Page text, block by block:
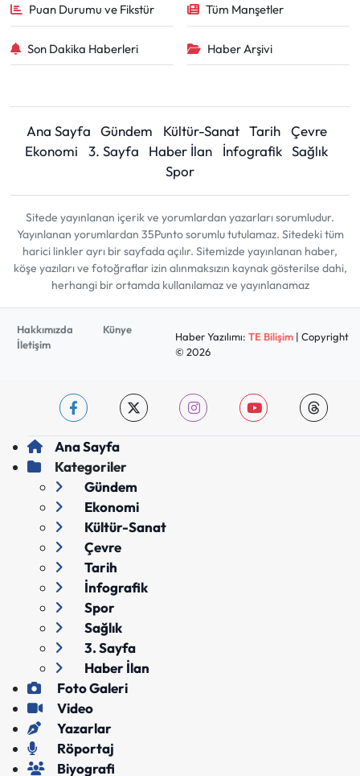
Puan Durumu ve Fikstür Tüm Manşetler
Son Dakika Haberleri Haber Arşivi
Ana Sayfa Gündem Kültür-Sanat Tarih
Çevre
Ekonomi
3. Sayfa Haber İlan İnfografik Sağlık
Spor
Sitede yayınlanan içerik ve yorumlardan yazarları sorumludur.
Yayınlanan yorumlardan 35Punto sorumlu tutulamaz. Sitedeki tüm
harici linkler ayrı bir sayfada açılır. Sitemizde yayınlanan haber,
köşe yazıları ve fotoğraflar izin alınmaksızın kaynak gösterilse dahi,
herhangi bir ortamda kullanılamaz ve yayınlanamaz
Hakkımızda
Künye
İletişim
Haber Yazılımı: TE Bilişim| Copyright
© 2026
Ana Sayfa
Kategoriler
Gündem
Ekonomi
Kültür-Sanat
Çevre
Tarih
İnfografik
Spor
Sağlık
3. Sayfa
Haber İlan
Foto Galeri
Video
Yazarlar
Röportaj
Biyografi